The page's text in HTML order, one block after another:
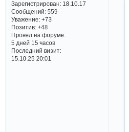
Зарегистрирован: 18.10.17
Сообщений:559
Уважение: +73
Позитив: +48
Провел на форуме:
5 дней 15 часов
Последний визит:
15.10.25 20:01